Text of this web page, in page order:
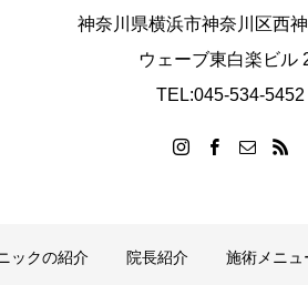
神奈川県横浜市神奈川区西
ウェーブ東白楽ビル
TEL:045-534-5452
ックの紹介 院長紹介 施術メニュ